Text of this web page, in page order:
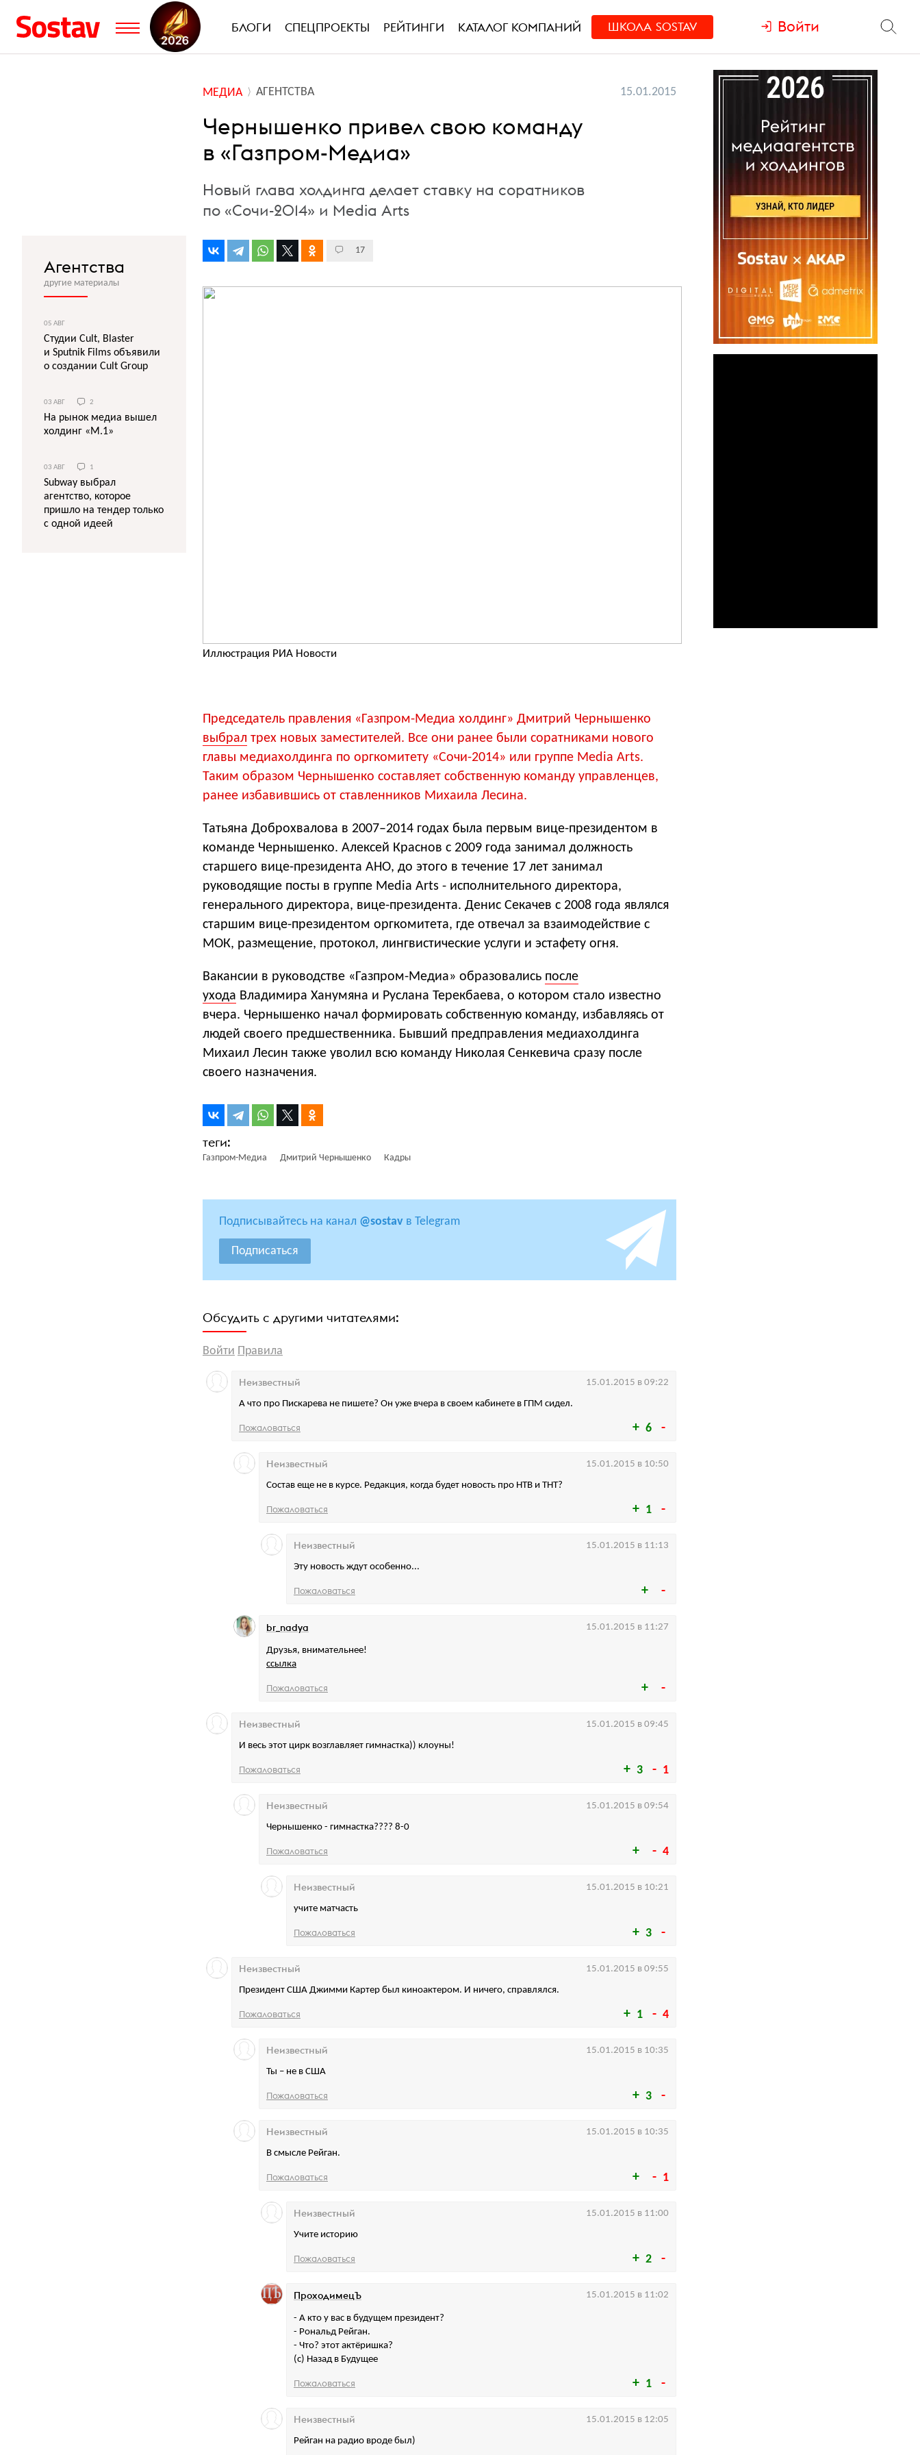
БЛОГИ СПЕЦПРОЕКТЫ РЕЙТИНГИ КАТАЛОГ КОМПАНИЙ ШКОЛА SOSTAV Войти
МЕДИА АГЕНТСТВА 15.01.2015
Чернышенко привел свою команду
в «Газпром-Медиа»
Новый глава холдинга делает ставку на соратников
по «Сочи-2014» и Media Arts
17
Иллюстрация РИА Новости
Председатель правления «Газпром-Медиа холдинг» Дмитрий Чернышенко
выбрал трех новых заместителей. Все они ранее были соратниками нового
главы медиахолдинга по оргкомитету «Сочи-2014» или группе Media Arts.
Таким образом Чернышенко составляет собственную команду управленцев,
ранее избавившись от ставленников Михаила Лесина.
Татьяна Доброхвалова в 2007–2014 годах была первым вице-президентом в
команде Чернышенко. Алексей Краснов с 2009 года занимал должность
старшего вице-президента АНО, до этого в течение 17 лет занимал
руководящие посты в группе Media Arts - исполнительного директора,
генерального директора, вице-президента. Денис Секачев с 2008 года являлся
старшим вице-президентом оргкомитета, где отвечал за взаимодействие с
МОК, размещение, протокол, лингвистические услуги и эстафету огня.
Вакансии в руководстве «Газпром-Медиа» образовались после
ухода Владимира Ханумяна и Руслана Терекбаева, о котором стало известно
вчера. Чернышенко начал формировать собственную команду, избавляясь от
людей своего предшественника. Бывший предправления медиахолдинга
Михаил Лесин также уволил всю команду Николая Сенкевича сразу после
своего назначения.
Газпром-Медиа Дмитрий Чернышенко Кадры
Подписывайтесь на канал @sostav в Telegram
Подписаться
Обсудить с другими читателями:
Войти Правила
6
А что про Пискарева не пишете? Он уже вчера в своем кабинете в ГПМ сидел.
Неизвестный 15.01.2015 в 09:22
Пожаловаться
1
Состав еще не в курсе. Редакция, когда будет новость про НТВ и ТНТ?
Неизвестный 15.01.2015 в 10:50
Пожаловаться
Эту новость ждут особенно...
Неизвестный 15.01.2015 в 11:13
Пожаловаться
Друзья, внимательнее!
ссылка
br_nadya 15.01.2015 в 11:27
Пожаловаться
3 1
И весь этот цирк возглавляет гимнастка)) клоуны!
Неизвестный 15.01.2015 в 09:45
Пожаловаться
4
Чернышенко - гимнастка???? 8-0
Неизвестный 15.01.2015 в 09:54
Пожаловаться
3
учите матчасть
Неизвестный 15.01.2015 в 10:21
Пожаловаться
1 4
Президент США Джимми Картер был киноактером. И ничего, справлялся.
Неизвестный 15.01.2015 в 09:55
Пожаловаться
3
Ты – не в США
Неизвестный 15.01.2015 в 10:35
Пожаловаться
1
В смысле Рейган.
Неизвестный 15.01.2015 в 10:35
Пожаловаться
2
Учите историю
Неизвестный 15.01.2015 в 11:00
Пожаловаться
1
- А кто у вас в будущем президент?
- Рональд Рейган.
- Что? этот актёришка?
(с) Назад в Будущее
ПроходимецЪ 15.01.2015 в 11:02
Пожаловаться
Рейган на радио вроде был)
Неизвестный 15.01.2015 в 12:05
Агентства
другие материалы
05 АВГ
Студии Cult, Blaster
и Sputnik Films объявили
о создании Cult Group
03 АВГ 2
На рынок медиа вышел
холдинг «М.1»
03 АВГ 1
Subway выбрал
агентство, которое
пришло на тендер только
с одной идеей